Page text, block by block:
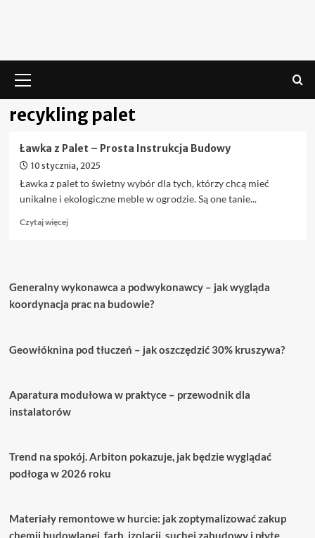
główne
recykling palet
Ławka z Palet – Prosta Instrukcja Budowy
10 stycznia, 2025
Ławka z palet to świetny wybór dla tych, którzy chcą mieć
unikalne i ekologiczne meble w ogrodzie. Są one tanie...
Czytaj więcejDowiedz
z
Palet
–
Budowy
Generalny wykonawca a podwykonawcy – jak wygląda
koordynacja prac na budowie?
Geowłóknina pod tłuczeń – jak oszczędzić 30% kruszywa?
Aparatura modułowa w praktyce – przewodnik dla
instalatorów
Trend na spokój. Arbiton pokazuje, jak będzie wyglądać
podłoga w 2026 roku
Materiały remontowe w hurcie: jak zoptymalizować zakup
chemii budowlanej, farb, izolacji, suchej zabudowy i płyte